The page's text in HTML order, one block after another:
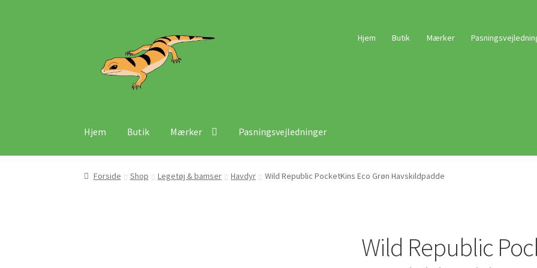
navigation
indhold
Hjem Butik Mærker
Hjem Butik Mærker Pasningsvejledninger
Forside Shop Legetøj & bamser Havdyr Wild Republic PocketKins Eco Grøn Havskildpadde
Wild Republic